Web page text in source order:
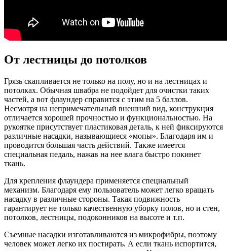
От лестницы до потолков
Грязь скапливается не только на полу, но и на лестницах и
потолках. Обычная швабра не подойдет для очистки таких
частей, а вот флаундер справится с этим на 5 баллов.
Несмотря на непримечательный внешний вид, конструкция
отличается хорошей прочностью и функциональностью. На
рукоятке присутствует пластиковая деталь, к ней фиксируются
различные насадки, называющиеся «мопы». Благодаря им и
проводится большая часть действий. Также имеется
специальная педаль, нажав на нее влага быстро покинет
ткань.
Для крепления флаундера применяется специальный
механизм. Благодаря ему пользователь может легко вращать
насадку в различные стороны. Такая подвижность
гарантирует не только качественную уборку полов, но и стен,
потолков, лестницы, подоконников на высоте и т.п.
Съемные насадки изготавливаются из микрофибры, поэтому
человек может легко их постирать. А если ткань испортится,